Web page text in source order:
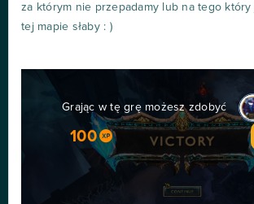
za którym nie przepadamy lub na tego
tej mapie słaby : )
Grając w tę grę możesz zdobyć
100